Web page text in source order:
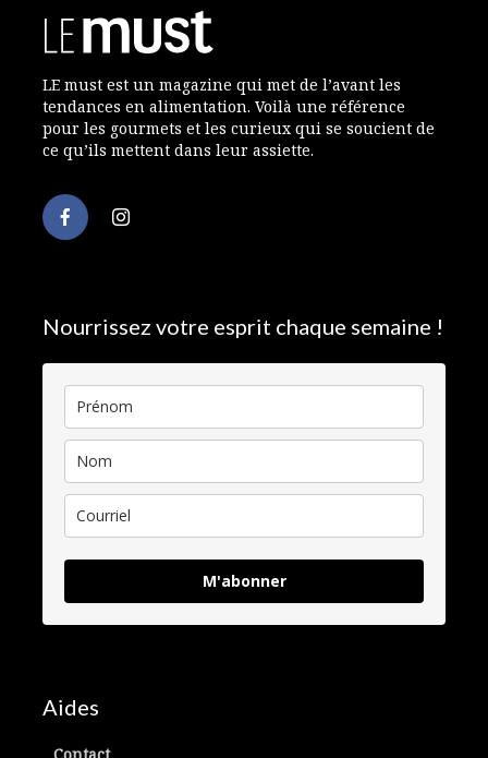
LE must est un magazine qui met de l’avant les
tendances en alimentation. Voilà une référence
pour les gourmets et les curieux qui se soucient de
ce qu’ils mettent dans leur assiette.
Nourrissez votre esprit chaque semaine !
M'abonner
Aides